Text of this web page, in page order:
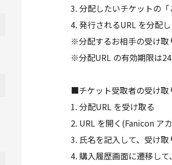
3. 分配したいチケットの
4. 発行されるURL を分配
※分配するお相手の受け取
※分配URL の有効期限は
■チケット受取者の受け取
1. 分配URL を受け取る
2. URL を開く(Fanicon ア
3. 氏名を記入して、受け取
4. 購入履歴画面に遷移し